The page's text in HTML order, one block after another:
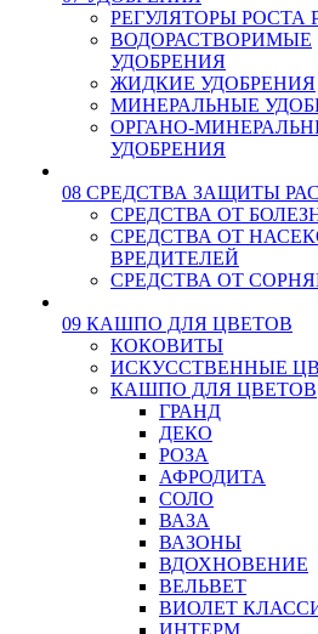
РЕГУЛЯТОРЫ РОСТА
ВОДОРАСТВОРИМЫЕ
УДОБРЕНИЯ
ЖИДКИЕ УДОБРЕНИЯ
МИНЕРАЛЬНЫЕ
ОРГАНО-
УДОБРЕНИЯ
08 СРЕДСТВА ЗАЩИТЫ
СРЕДСТВА ОТ
СРЕДСТВА ОТ
ВРЕДИТЕЛЕЙ
СРЕДСТВА ОТ
09 КАШПО ДЛЯ ЦВЕТОВ
КОКОВИТЫ
ИСКУССТВЕННЫЕ
КАШПО ДЛЯ ЦВЕТОВ
ГРАНД
ДЕКО
РОЗА
АФРОДИТА
СОЛО
ВАЗА
ВАЗОНЫ
ВДОХНОВЕНИЕ
ВЕЛЬВЕТ
ВИОЛЕТ
ИНТЕРМ